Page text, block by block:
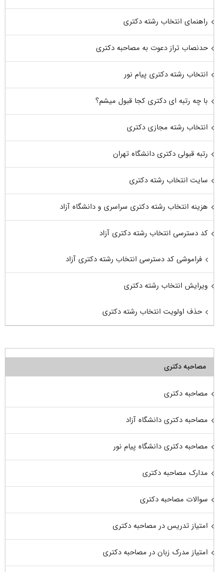
راهنمای انتخاب رشته دکتری
حدنصاب تراز دعوت به مصاحبه دکتری
انتخاب رشته دکتری پیام نور
با چه رتبه ای دکتری کجا قبول میشم؟
انتخاب رشته مجازی دکتری
رتبه قبولی دکتری دانشگاه تهران
سایت انتخاب رشته دکتری
هزینه انتخاب رشته دکتری سراسری و دانشگاه آزاد
کد دسترسی انتخاب رشته دکتری آزاد
فراموشی کد دسترسی انتخاب رشته دکتری آزاد
ویرایش انتخاب رشته دکتری
حذف اولویت انتخاب رشته دکتری
مصاحبه دکتری
مصاحبه دکتری
مصاحبه دکتری دانشگاه آزاد
مصاحبه دکتری دانشگاه پیام نور
مدارک مصاحبه دکتری
سوالات مصاحبه دکتری
امتیاز تدریس در مصاحبه دکتری
امتیاز مدرک زبان در مصاحبه دکتری